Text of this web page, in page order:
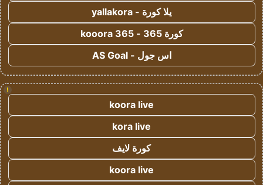
يلا كورة - yallakora
كورة 365 - kooora 365
اس جول - AS Goal
!
koora live
kora live
كورة لايف
koora live